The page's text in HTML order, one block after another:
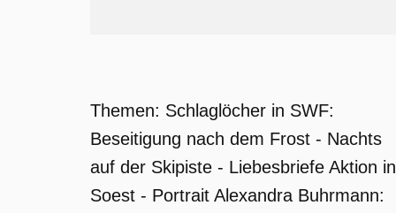
Themen: Schlaglöcher in SWF:
Beseitigung nach dem Frost - Nachts
auf der Skipiste - Liebesbriefe Aktion in
Soest - Portrait Alexandra Buhrmann: